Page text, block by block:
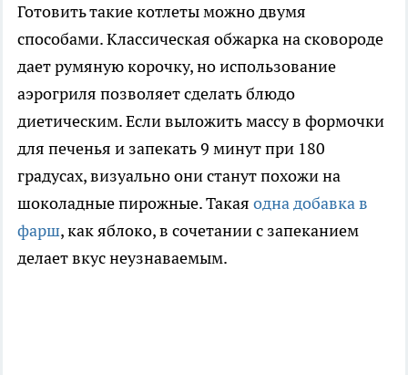
Готовить такие котлеты можно двумя
способами. Классическая обжарка на сковороде
дает румяную корочку, но использование
аэрогриля позволяет сделать блюдо
диетическим. Если выложить массу в формочки
для печенья и запекать 9 минут при 180
градусах, визуально они станут похожи на
шоколадные пирожные. Такая одна добавка в
фарш, как яблоко, в сочетании с запеканием
делает вкус неузнаваемым.